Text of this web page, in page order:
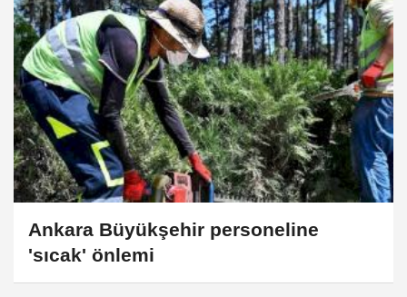
Ankara Büyükşehir personeline
'sıcak' önlemi